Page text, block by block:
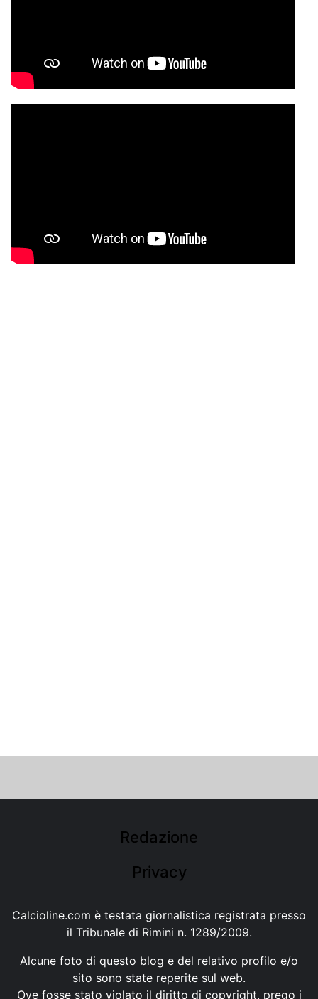
Redazione
Privacy
Calcioline.com è testata giornalistica registrata presso
il Tribunale di Rimini n. 1289/2009.
Alcune foto di questo blog e del relativo profilo e/o
sito sono state reperite sul web.
Ove fosse stato violato il diritto di copyright, prego i